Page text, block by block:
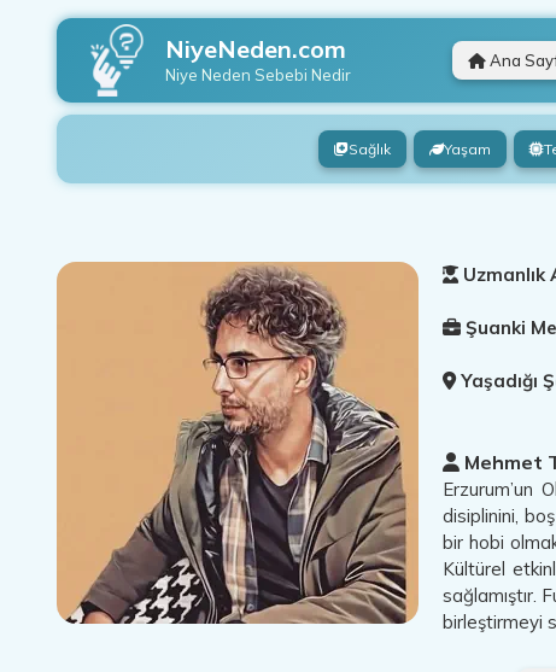
NiyeNeden.com
Niye Neden Sebebi Nedir
Ana
Sağlık Yaşam
Uzmanlık
Şuanki
Yaşadığı
Mehmet
Erzurum’un
disiplinini,
bir hobi
Kültürel
sağlamıştır.
birleştirmeyi